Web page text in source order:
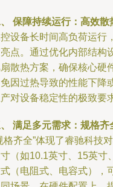
保障持续运行：高效散
设备长时间高负荷运行
点。通过优化内部结构
散热方案，确保核心硬
因过热导致的性能下降
对设备稳定性的极致要
满足多元需求：规格齐
格齐全”体现了睿驰科技
（如10.1英寸、15英寸
（电阻式、电容式），